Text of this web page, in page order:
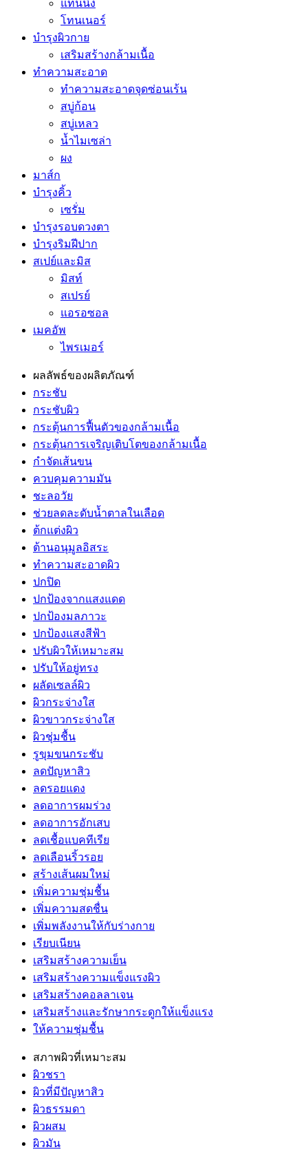
แทนนิ่ง
โทนเนอร์
บำรุงผิวกาย
เสริมสร้างกล้ามเนื้อ
ทำความสะอาด
ทำความสะอาดจุดซ่อนเร้น
สบู่ก้อน
สบู่เหลว
น้ำไมเซล่า
ผง
มาส์ก
บำรุงคิ้ว
เซรั่ม
บำรุงรอบดวงตา
บำรุงริมฝีปาก
สเปย์และมิส
มิสท์
สเปรย์
แอรอซอล
เมคอัพ
ไพรเมอร์
ผลลัพธ์ของผลิตภัณฑ์
กระชับ
กระชับผิว
กระตุ้นการฟื้นตัวของกล้ามเนื้อ
กระตุ้นการเจริญเติบโตของกล้ามเนื้อ
กำจัดเส้นขน
ควบคุมความมัน
ชะลอวัย
ช่วยลดละดับน้ำตาลในเลือด
ต้กแต่งผิว
ต้านอนุมูลอิสระ
ทำความสะอาดผิว
ปกปิด
ปกป้องจากแสงแดด
ปกป้องมลภาวะ
ปกป้องแสงสีฟ้า
ปรับผิวให้เหมาะสม
ปรับให้อยู่ทรง
ผลัดเซลล์ผิว
ผิวกระจ่างใส
ผิวขาวกระจ่างใส
ผิวชุ่มชื้น
รูขุมขนกระชับ
ลดปัญหาสิว
ลดรอยแดง
ลดอาการผมร่วง
ลดอาการอักเสบ
ลดเชื้อแบคทีเรีย
ลดเลือนริ้วรอย
สร้างเส้นผมใหม่
เพิ่มความชุ่มชื้น
เพิ่มความสดชื่น
เพิ่มพลังงานให้กับร่างกาย
เรียบเนียน
เสริมสร้างความเย็น
เสริมสร้างความแข็งแรงผิว
เสริมสร้างคอลลาเจน
เสริมสร้างและรักษากระดูกให้แข็งแรง
ให้ความชุ่มชื้น
สภาพผิวที่เหมาะสม
ผิวชรา
ผิวที่มีปัญหาสิว
ผิวธรรมดา
ผิวผสม
ผิวมัน